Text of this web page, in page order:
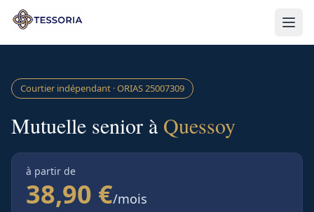
Aller au contenu principal
Courtier indépendant · ORIAS25007309
Mutuelle senior à Quessoy
à partir de
38,90 €/mois